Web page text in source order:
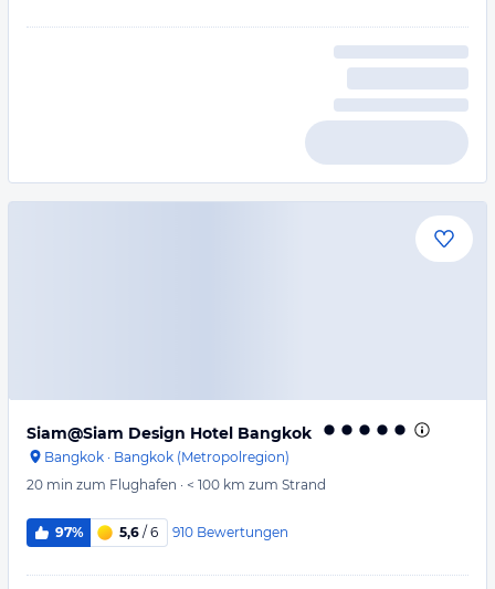
Siam@Siam Design Hotel Bangkok
Bangkok · Bangkok (Metropolregion)
20 min zum Flughafen · < 100 km zum Strand
97% 5,6 / 6 910 Bewertungen